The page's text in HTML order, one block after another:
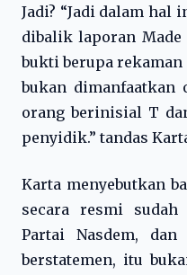
Jadi? “Jadi dalam hal
dibalik laporan Made
bukti berupa
bukan dimanfaatkan
orang berinisial T
penyidik.” tandas
Karta menyebutkan
secara resmi
Partai Nasdem,
berstatemen, itu